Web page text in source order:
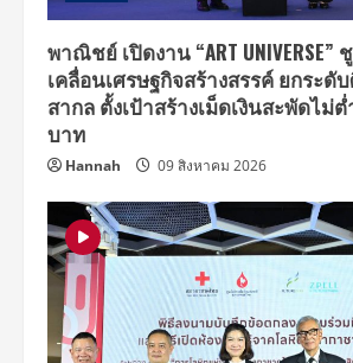
พาณิชย์ เปิดงาน “ART
เคลื่อนเศรษฐกิจสร้างสรรค์ ยกระดั
สากล ตั้งเป้าสร้างเม็ดเงินสะพัดไม่
บาท
Hannah 09 สิงหาคม 2026